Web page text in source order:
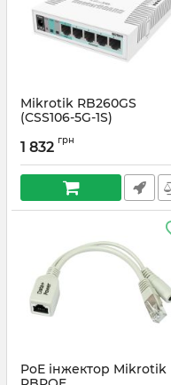
Mikrotik RB260GS
(CSS106-5G-1S)
1 832 грн
PoE інжектор Mikrotik